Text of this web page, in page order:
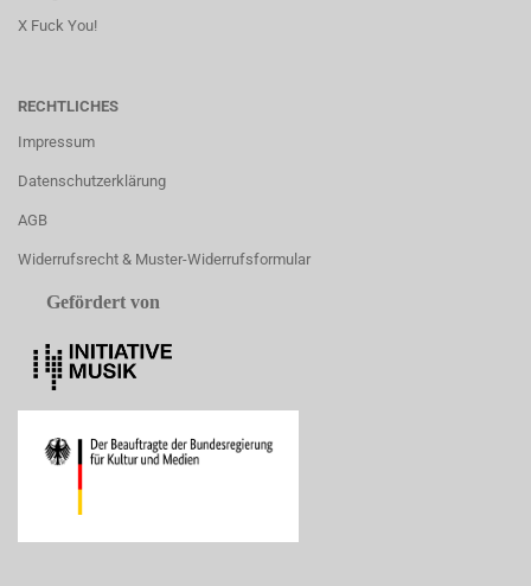
X Fuck You!
RECHTLICHES
Impressum
Datenschutzerklärung
AGB
Widerrufsrecht & Muster-Widerrufsformular
Gefördert von